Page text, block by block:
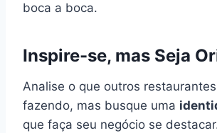
boca a boca.
Inspire-se, mas Seja
Analise o que outros
fazendo, mas busque uma
que faça seu negócio se